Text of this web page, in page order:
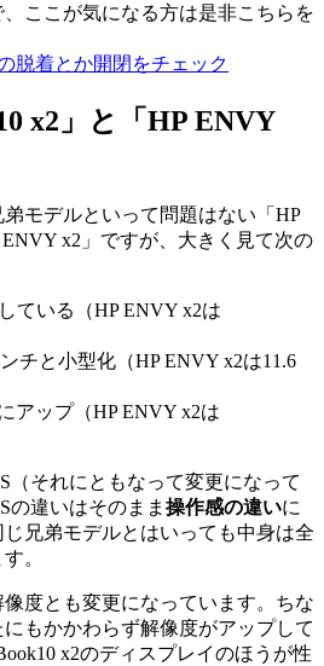
ここが気になる方は是非こちらを
脱着とか開閉をチェック
x2」と「HP ENVY
モデルといって問題はない「HP
ENVY x2」ですが、大きく見て次の
ている（HP ENVY x2は
チと小型化（HP ENVY x2は11.6
アップ（HP ENVY x2は
（それにともなって変更になって
の違いはそのまま 操作感の違いに
兄弟モデルとはいっても中身は全
。
度とも変更になっています。ちな
もかかわらず解像度がアップして
x2のディスプレイのほうが性